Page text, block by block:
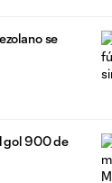
se
gol 900 de